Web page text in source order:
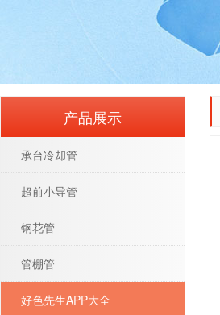
产品展示
承台冷却管
超前小导管
钢花管
管棚管
好色先生APP大全